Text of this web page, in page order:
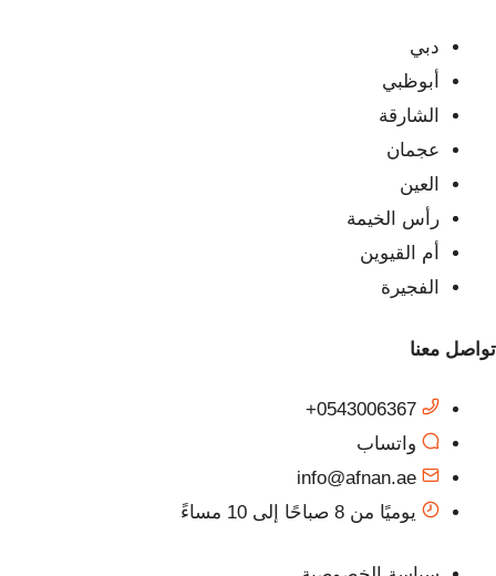
دبي
أبوظبي
الشارقة
عجمان
العين
رأس الخيمة
أم القيوين
الفجيرة
تواصل معنا
0543006367+
واتساب
info@afnan.ae
يوميًا من 8 صباحًا إلى 10 مساءً